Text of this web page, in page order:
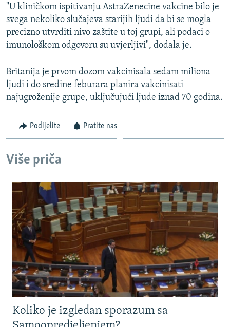
"U kliničkom ispitivanju AstraZenecine vakcine bilo je
svega nekoliko slučajeva starijih ljudi da bi se mogla
precizno utvrditi nivo zaštite u toj grupi, ali podaci o
imunološkom odgovoru su uvjerljivi", dodala je.
Britanija je prvom dozom vakcinisala sedam miliona
ljudi i do sredine feburara planira vakcinisati
najugroženije grupe, uključujući ljude iznad 70 godina.
Podijelite Pratite nas
Više priča
Koliko je izgledan sporazum sa